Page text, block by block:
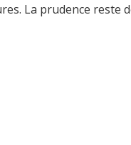
La prudence reste